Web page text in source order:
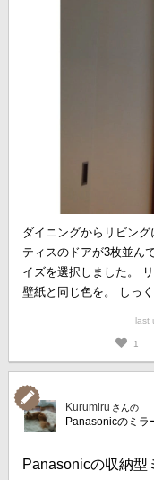
ダイニングからリビン
ティスのドアが3枚並ん
イズを選択しました。
壁紙と同じ色を。 しっ
last
1
Kurumiru さんの
Panasonicのミラ
Panasonicの収納型